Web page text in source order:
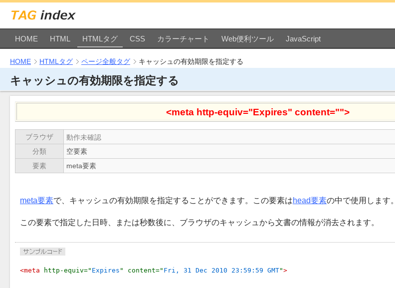
HOME HTML HTMLタグ CSS カラーチャート Web便利ツール JavaScript
HOME HTMLタグ ページ全般タグ キャッシュの有効期限を指定する
キャッシュの有効期限を指定する
<meta http-equiv="Expires" content="">
ブラウザ
動作未確認
分類
空要素
要素
meta要素
meta要素で、キャッシュの有効期限を指定することができます。この要素はhead要素の中で使用します。
この要素で指定した日時、または秒数後に、ブラウザのキャッシュから文書の情報が消去されます。
<meta http-equiv=" Expires " content=" Fri, 31 Dec 2010 23:59:59 GMT">